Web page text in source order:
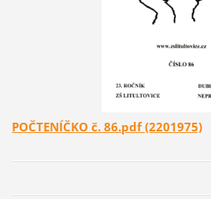
POČTENÍČKO č. 86.pdf (2201975)